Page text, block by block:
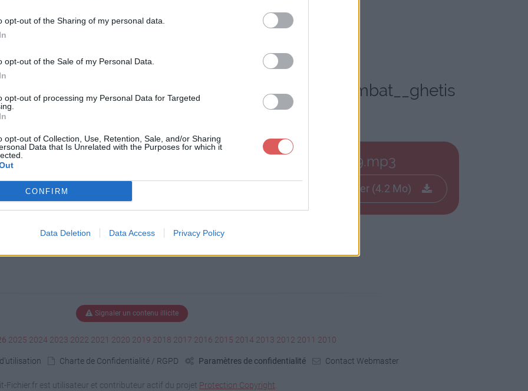
opt-out of the Sharing of my personal data.
opt-out of the Sale of my Personal Data.
opt-out of processing my Personal Data for Targeted
opt-out of Collection, Use, Retention, Sale, and/or Sharing
Data that Is Unrelated with the Purposes for which it
CONFIRM
Data Deletion Data Access Privacy Policy
Télécharger le fichier (4.2 Mo)
Signaler un contenu illicite
2025 2024 2023 2022 2021 2020 2019 2018 2017 2016 2015 2014 2013 2012 2011 2010
Charte de Confidentialité / RGPD Paramètres de confidentialité Contact Webmaster
Fichier.fr est utilisateur et contributeur actif du projet Protection Copyright